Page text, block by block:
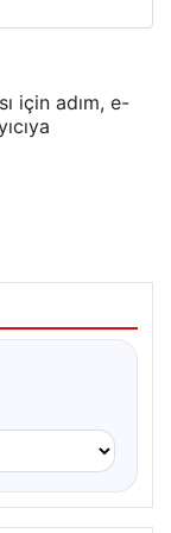
için adım, e-